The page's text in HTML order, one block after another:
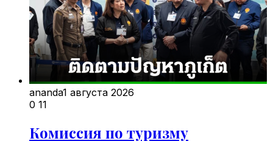
ananda1 августа 2026
0 11
Комиссия по туризму